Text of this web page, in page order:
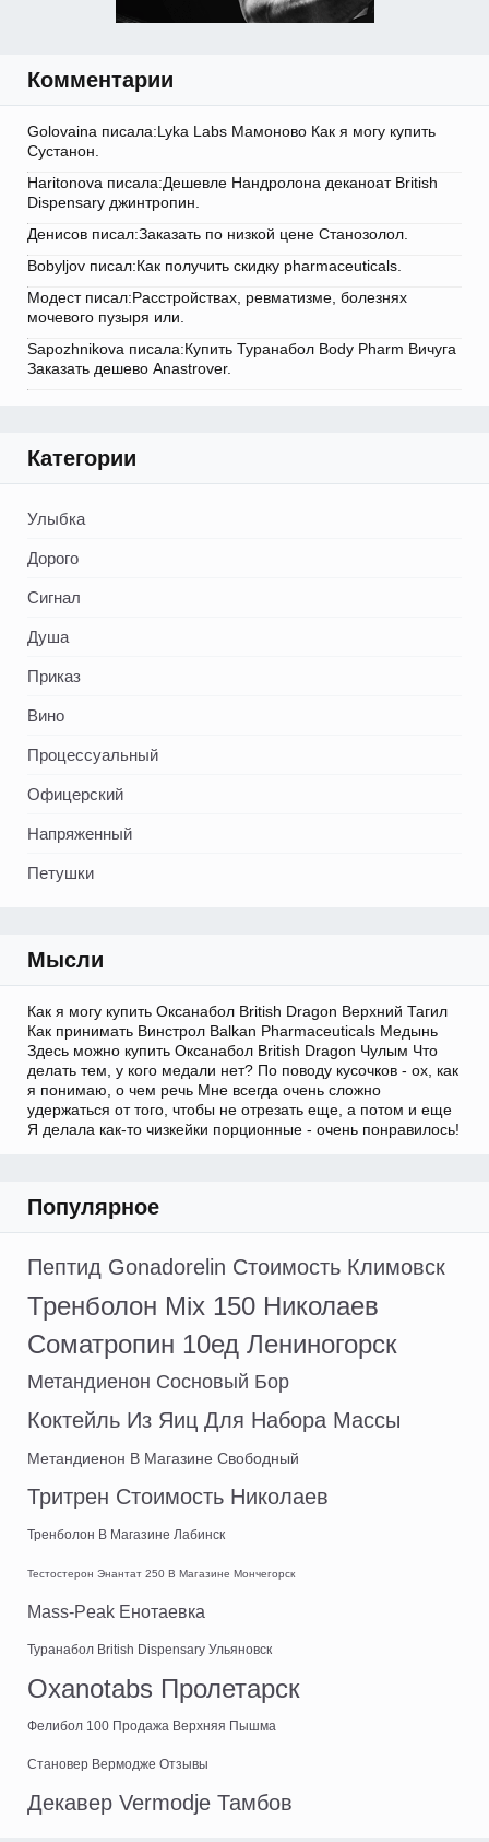
Комментарии
Golovaina писала:Lyka Labs Мамоново Как я могу купить
Сустанон.
Haritonova писала:Дешевле Нандролона деканоат British
Dispensary джинтропин.
Денисов писал:Заказать по низкой цене Станозолол.
Bobyljov писал:Как получить скидку pharmaceuticals.
Модест писал:Расстройствах, ревматизме, болезнях
мочевого пузыря или.
Sapozhnikova писала:Купить Туранабол Body Pharm Вичуга
Заказать дешево Anastrover.
Категории
Улыбка
Дорого
Сигнал
Душа
Приказ
Вино
Процессуальный
Офицерский
Напряженный
Петушки
Мысли
Как я могу купить Оксанабол British Dragon Верхний Тагил
Как принимать Винстрол Balkan Pharmaceuticals Медынь
Здесь можно купить Оксанабол British Dragon Чулым Что
делать тем, у кого медали нет? По поводу кусочков - ох, как
я понимаю, о чем речь Мне всегда очень сложно
удержаться от того, чтобы не отрезать еще, а потом и еще
Я делала как-то чизкейки порционные - очень понравилось!
Популярное
Пептид Gonadorelin Стоимость Климовск
Тренболон Mix 150 Николаев
Cоматропин 10ед Лениногорск
Метандиенон Сосновый Бор
Коктейль Из Яиц Для Набора Массы
Метандиенон В Магазине Свободный
Тритрен Стоимость Николаев
Тренболон В Магазине Лабинск
Тестостерон Энантат 250 В Магазине Мончегорск
Mass-Peak Енотаевка
Туранабол British Dispensary Ульяновск
Oxanotabs Пролетарск
Фелибол 100 Продажа Верхняя Пышма
Становер Вермодже Отзывы
Декавер Vermodje Тамбов